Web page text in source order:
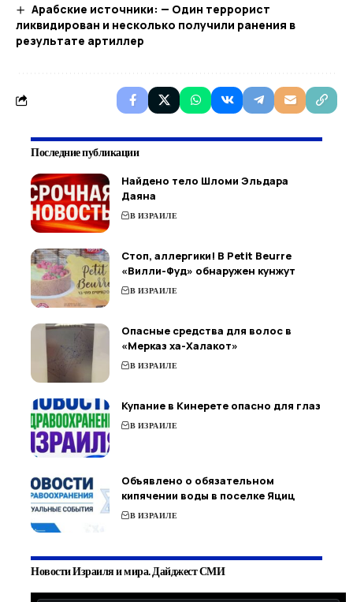
Арабские источники: — Один террорист
ликвидирован и несколько получили ранения в
результате артиллер
Последние публикации
Найдено тело Шломи Эльдара
Даяна
В ИЗРАИЛЕ
Стоп, аллергики! В Petit Beurre
«Вилли-Фуд» обнаружен кунжут
В ИЗРАИЛЕ
Опасные средства для волос в
«Мерказ ха-Халакот»
В ИЗРАИЛЕ
Купание в Кинерете опасно для глаз
В ИЗРАИЛЕ
Объявлено о обязательном
кипячении воды в поселке Яциц
В ИЗРАИЛЕ
Новости Израиля и мира. Дайджест СМИ